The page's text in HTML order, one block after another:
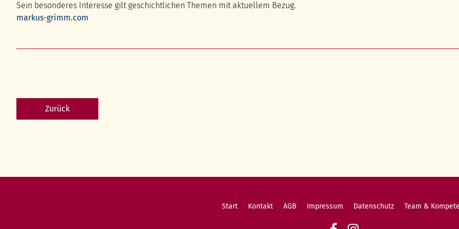
Sein besonderes Interesse gilt geschichtlichen Themen mit aktuellem Bezug.
markus-grimm.com
Zurück
Navigation
Start Kontakt AGB Impressum Datenschutz Team &